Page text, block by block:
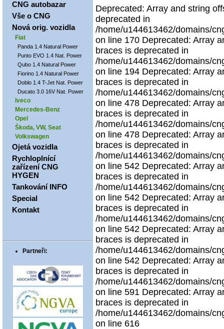
Deprecated: Array and string
deprecated in
/home/u144613462/domains/
on line 170 Deprecated: Array
braces is deprecated in
/home/u144613462/domains/
on line 194 Deprecated: Array
braces is deprecated in
/home/u144613462/domains/
on line 478 Deprecated: Array
braces is deprecated in
/home/u144613462/domains/
on line 478 Deprecated: Array
braces is deprecated in
/home/u144613462/domains/
on line 542 Deprecated: Array
braces is deprecated in
/home/u144613462/domains/
on line 542 Deprecated: Array
braces is deprecated in
/home/u144613462/domains/
on line 542 Deprecated: Array
braces is deprecated in
/home/u144613462/domains/
on line 542 Deprecated: Array
braces is deprecated in
/home/u144613462/domains/
on line 591 Deprecated: Array
braces is deprecated in
/home/u144613462/domains/
on line 616
CNG autobazar
Vše o CNG
Nová orig. vozidla
Fiat
Panda 1.4 Natural Power
Punto EVO 1.4 Nat. Power
Qubo 1.4 Natural Power
Fiorino 1.4 Natural Power
Doblo 1.4 T-Jet Nat. Power
Ducato 3.0 16V Nat. Power
Iveco
Mercedes-Benz
Opel
Škoda, VW, Seat
Volkswagen
Ojetá vozidla
Rychloplnící
zařízení CNG
HYGEN
Tankování INFO
Special
Kontakt
Partneři: